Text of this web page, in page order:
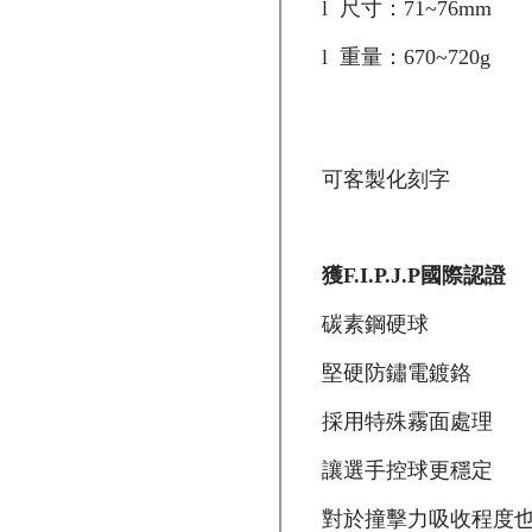
l 尺寸： 71~76mm
l 重量：670~720g
可客製化刻字
獲F.I.P.J.P國際認證
碳素鋼硬球
堅硬防鏽電鍍鉻
採用特殊霧面處理
讓選手控球更穩定
對於撞擊力吸收程度